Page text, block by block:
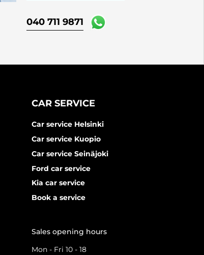
040 711 9871
CAR SERVICE
Car service Helsinki
Car service Kuopio
Car service Seinäjoki
Ford car service
Kia car service
Book a service
Sales opening hours
Mon - Fri 10 - 18